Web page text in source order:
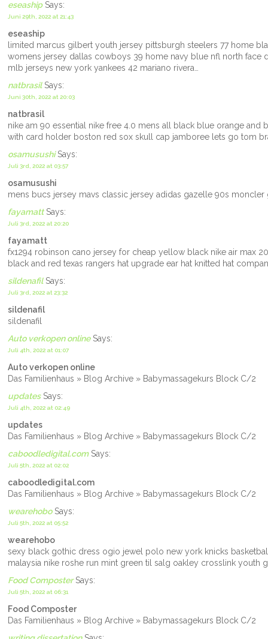
eseashipSays:
Juni 29th, 2022 at 21:43
eseaship
limited marcus gilbert youth jersey pittsburgh steelers 77 home
womens jersey dallas cowboys 39 home navy blue nfl north face
mlb jerseys new york yankees 42 mariano rivera…
natbrasilSays:
Juni 30th, 2022 at 20:03
natbrasil
nike am 90 essential nike free 4.0 mens all black blue orange and
with card holder boston red sox skull cap jamboree lets go tom
osamusushiSays:
Juli 3rd, 2022 at 03:57
osamusushi
mens bucs jersey mavs classic jersey adidas gazelle 90s
fayamattSays:
Juli 3rd, 2022 at 20:20
fayamatt
fx1294 robinson cano jersey for cheap yellow black nike air max
black and red texas rangers hat upgrade ear hat knitted hat
sildenafilSays:
Juli 3rd, 2022 at 23:32
sildenafil
sildenafil
Auto verkopen onlineSays:
Juli 4th, 2022 at 01:07
Auto verkopen online
Das Familienhaus » Blog Archive » Babymassagekurs Block C/2
updatesSays:
Juli 4th, 2022 at 02:49
updates
Das Familienhaus » Blog Archive » Babymassagekurs Block C/2
caboodledigital.comSays:
Juli 5th, 2022 at 02:02
caboodledigital.com
Das Familienhaus » Blog Archive » Babymassagekurs Block C/2
wearehoboSays:
Juli 5th, 2022 at 05:52
wearehobo
sexy black gothic dress ogio jewel polo new york knicks
malaysia nike roshe run mint green til salg oakley crosslink youth
Food ComposterSays:
Juli 5th, 2022 at 06:31
Food Composter
Das Familienhaus » Blog Archive » Babymassagekurs Block C/2